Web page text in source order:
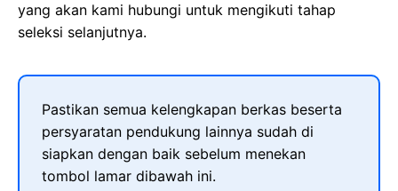
yang akan kami hubungi untuk mengikuti tahap
seleksi selanjutnya.
Pastikan semua kelengkapan berkas beserta
persyaratan pendukung lainnya sudah di
siapkan dengan baik sebelum menekan
tombol lamar dibawah ini.